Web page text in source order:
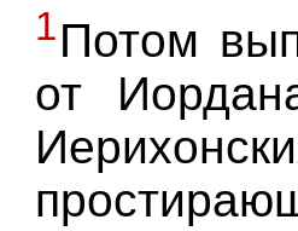
1Потом
от